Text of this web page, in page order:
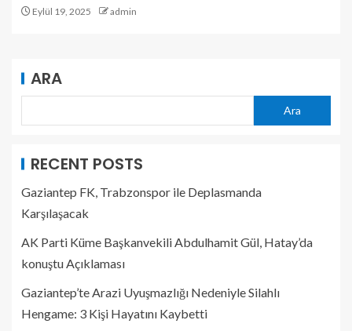
Eylül 19, 2025 admin
ARA
Ara
RECENT POSTS
Gaziantep FK, Trabzonspor ile Deplasmanda
Karşılaşacak
AK Parti Küme Başkanvekili Abdulhamit Gül, Hatay’da
konuştu Açıklaması
Gaziantep’te Arazi Uyuşmazlığı Nedeniyle Silahlı
Hengame: 3 Kişi Hayatını Kaybetti